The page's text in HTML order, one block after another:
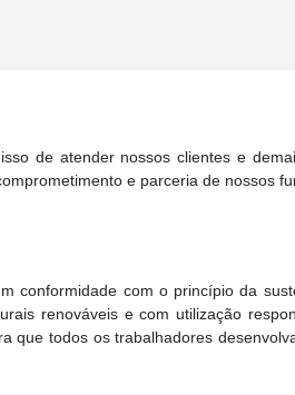
de atender nossos clientes e
e parceria de nossos
conformidade com o princípio da
renováveis e com utilização
que todos os trabalhadores